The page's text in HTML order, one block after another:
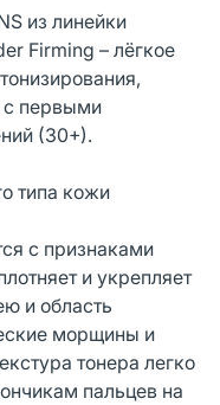
из линейки
Firming – лёгкое
с первыми
(30+).
типа кожи
с признаками
и укрепляет
и область
морщины и
тонера легко
пальцев на